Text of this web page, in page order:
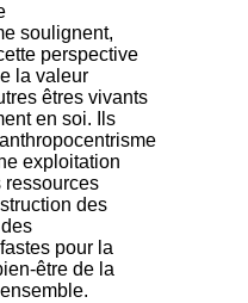
soulignent,
perspective
la valeur
êtres vivants
en soi. Ils
exploitation
ressources
des
pour la
être de la